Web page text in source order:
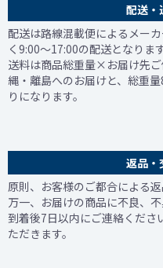
配送・
配送は路線混載便によるメー
く9:00～17:00の配送となりま
送料は商品総重量×お届け先
縄・離島へのお届けと、総重
りになります。
返品・
原則、お客様のご都合による
万一、お届けの商品に不良、
到着後7日以内にご連絡くださ
ただきます。